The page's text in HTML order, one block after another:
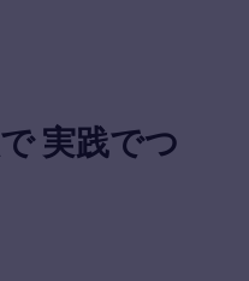
実践でつ